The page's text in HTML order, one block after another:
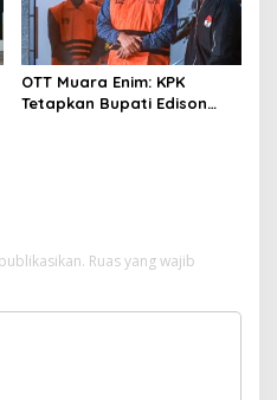
OTT Muara Enim: KPK
Tetapkan Bupati Edison
Ruas yang wajib